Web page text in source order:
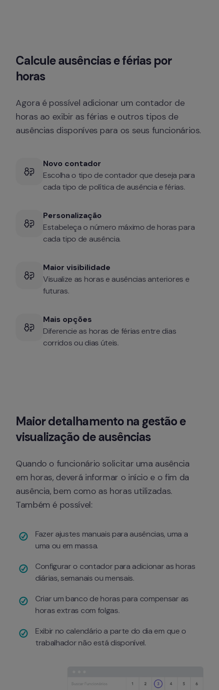
Calcule ausências e férias por
horas
Agora é possível adicionar um contador de
horas ao exibir as férias e outros tipos de
ausências disponíves para os seus funcionários.
Novo contador
Escolha o tipo de contador que deseja para
cada tipo de política de ausência e férias.
Personalização
Estabeleça o número máximo de horas para
cada tipo de ausência.
Maior visibilidade
Visualize as horas e ausências anteriores e
futuras.
Mais opções
Diferencie as horas de férias entre dias
corridos ou dias úteis.
Maior detalhamento na gestão e
visualização de ausências
Quando o funcionário solicitar uma ausência
em horas, deverá informar o início e o fim da
ausência, bem como as horas utilizadas.
Também é possível:
Fazer ajustes manuais para ausências, uma a
uma ou em massa.
Configurar o contador para adicionar as horas
diárias, semanais ou mensais.
Criar um banco de horas para compensar as
horas extras com folgas.
Exibir no calendário a parte do dia em que o
trabalhador não está disponível.